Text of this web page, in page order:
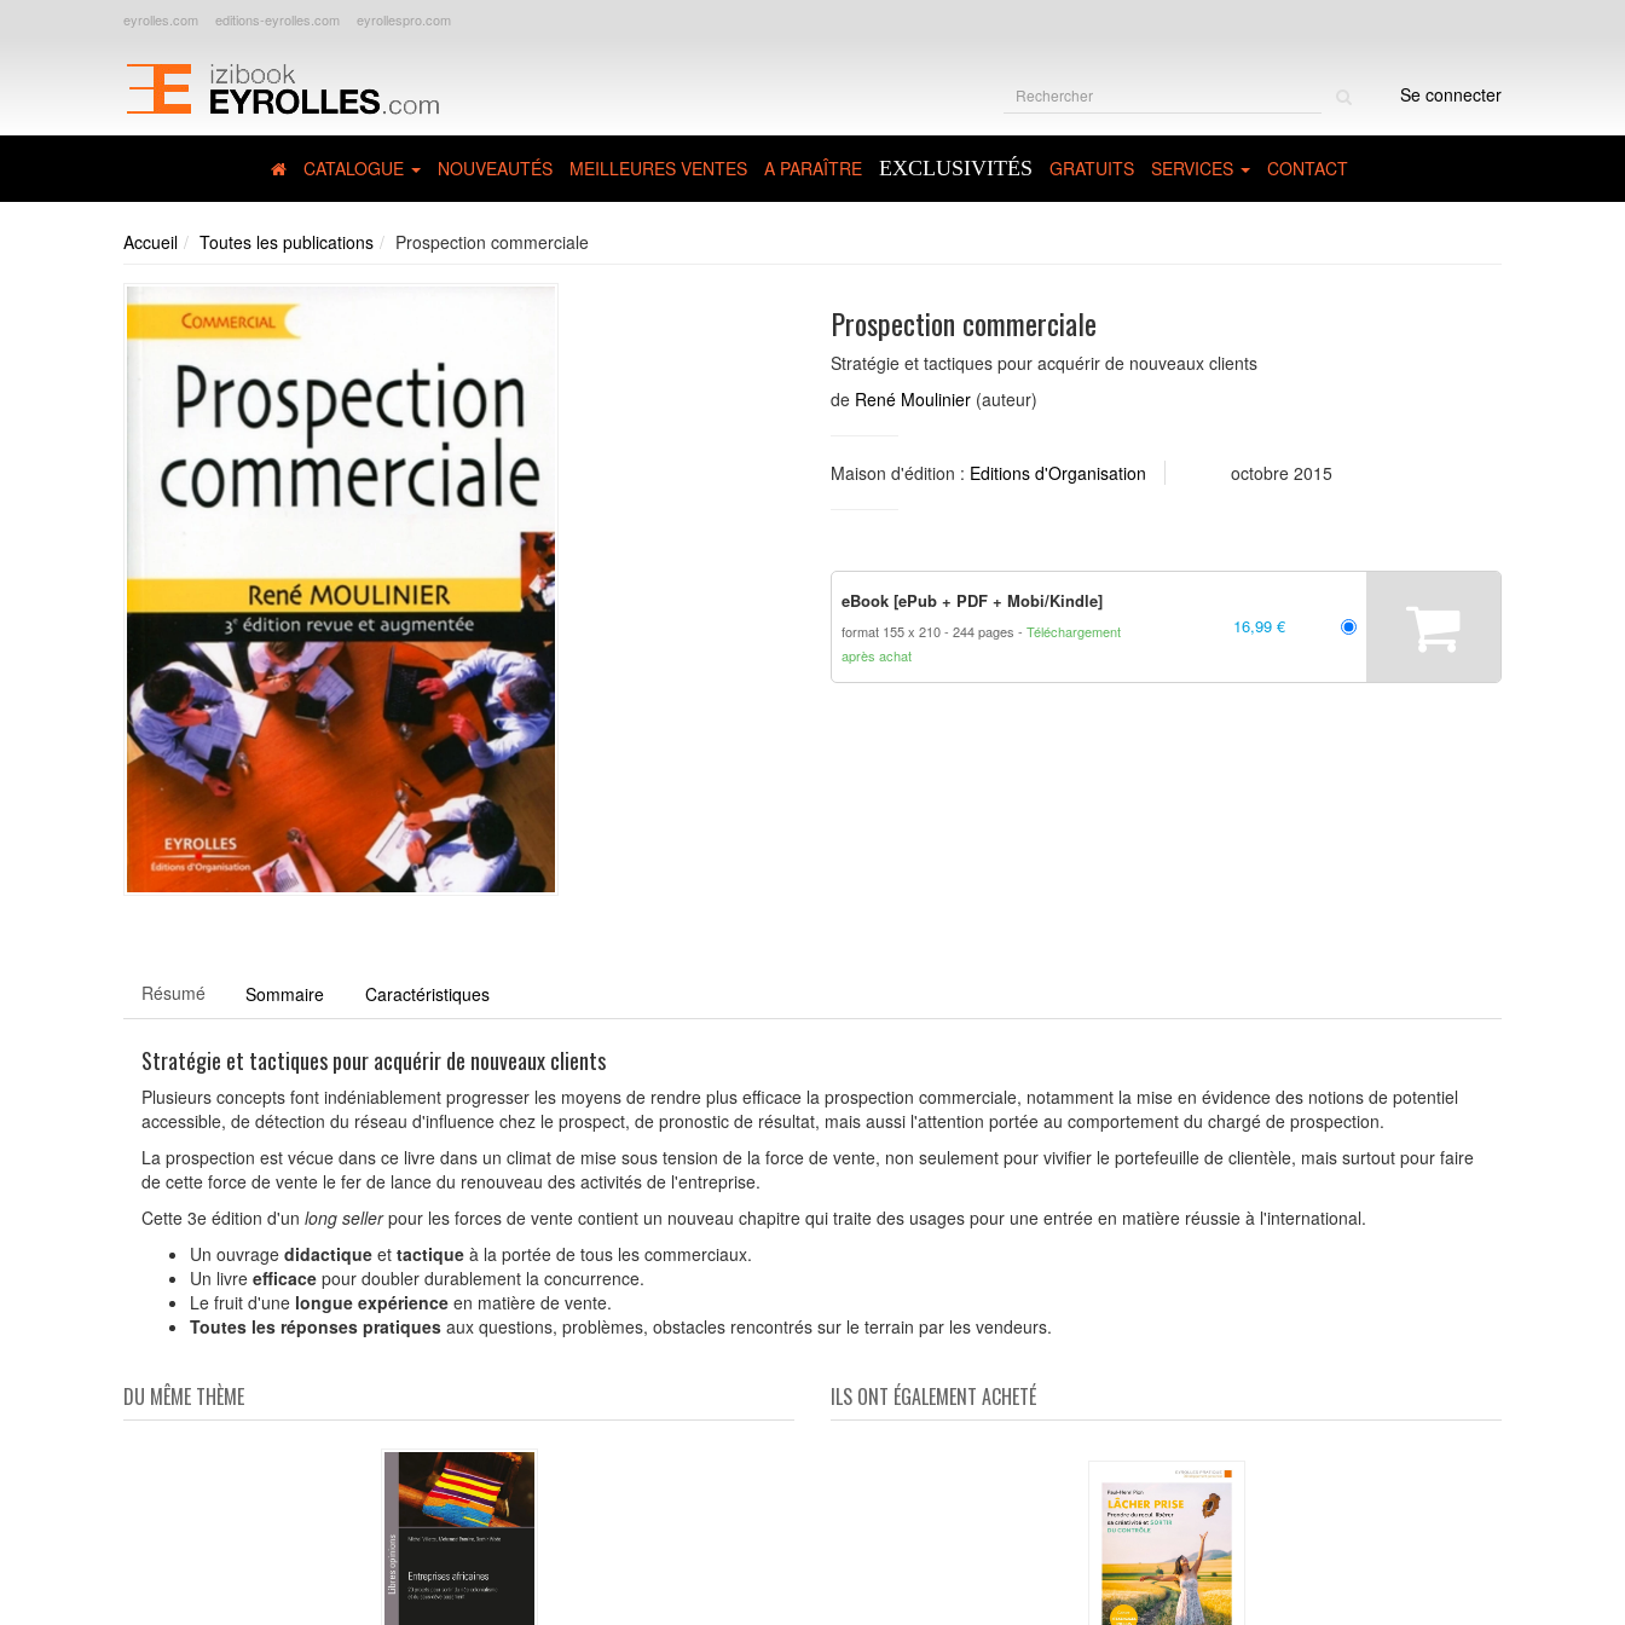
eyrolles.com editions-eyrolles.com eyrollespro.com
Se connecter
CATALOGUE NOUVEAUTÉS MEILLEURES VENTES A PARAÎTRE EXCLUSIVITÉS GRATUITS SERVICES CONTACT
Accueil Toutes les publications Prospection commerciale
Prospection commerciale
Stratégie et tactiques pour acquérir de nouveaux clients
de René Moulinier (auteur)
Maison d'édition : Editions d'Organisation octobre 2015
eBook [ePub + PDF + Mobi/Kindle]
format 155 x 210 244 pages
Téléchargement
après achat
16,99 €
Résumé Sommaire Caractéristiques
Stratégie et tactiques pour acquérir de nouveaux clients
Plusieurs concepts font indéniablement progresser les moyens de rendre plus efficace la prospection commerciale, notamment la mise en évidence des notions de potentiel
accessible, de détection du réseau d'influence chez le prospect, de pronostic de résultat, mais aussi l'attention portée au comportement du chargé de prospection.
La prospection est vécue dans ce livre dans un climat de mise sous tension de la force de vente, non seulement pour vivifier le portefeuille de clientèle, mais surtout pour faire
de cette force de vente le fer de lance du renouveau des activités de l'entreprise.
Cette 3e édition d'un long sellerpour les forces de vente contient un nouveau chapitre qui traite des usages pour une entrée en matière réussie à l'international.
Un ouvrage didactique et tactique à la portée de tous les commerciaux.
Un livre efficace pour doubler durablement la concurrence.
Le fruit d'une longue expérience en matière de vente.
Toutes les réponses pratiques aux questions, problèmes, obstacles rencontrés sur le terrain par les vendeurs.
DU MÊME THÈME ILS ONT ÉGALEMENT ACHETÉ